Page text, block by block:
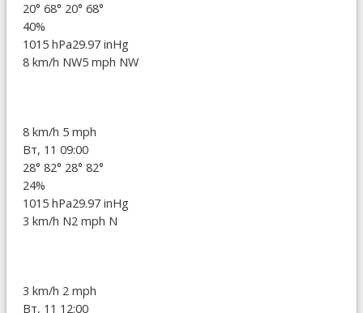
20° 68° 20° 68°
40%
1015 hPa29.97 inHg
8 km/h NW5 mph NW
8 km/h 5 mph
Вт, 11 09:00
28° 82° 28° 82°
24%
1015 hPa29.97 inHg
3 km/h N2 mph N
3 km/h 2 mph
Вт, 11 12:00